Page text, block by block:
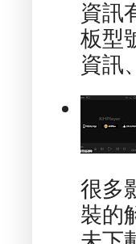
資訊
板型
資訊
很多
裝的